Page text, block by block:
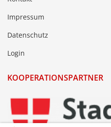
Impressum
Datenschutz
Login
KOOPERATIONSPARTNER